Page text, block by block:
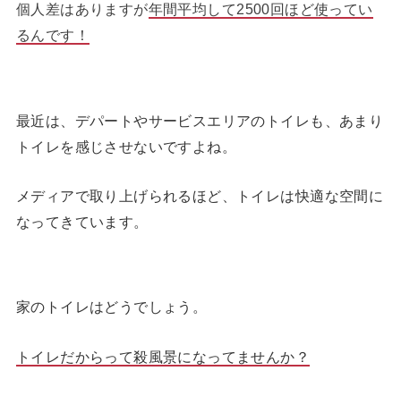
個人差はありますが年間平均して2500回ほど使ってい
るんです！
最近は、デパートやサービスエリアのトイレも、あまり
トイレを感じさせないですよね。
メディアで取り上げられるほど、トイレは快適な空間に
なってきています。
家のトイレはどうでしょう。
トイレだからって殺風景になってませんか？